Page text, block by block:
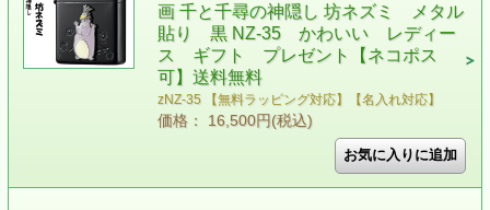
画 千と千尋の神隠し 坊ネズミ メタル
貼り 黒 NZ-35 かわいい レディー
ス ギフト プレゼント【ネコポス
可】送料無料
zNZ-35 【無料ラッピング対応】【名入れ対応】
価格： 16,500円(税込)